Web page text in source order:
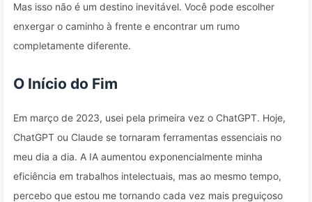
Mas isso não é um destino inevitável. Você pode escolher
enxergar o caminho à frente e encontrar um rumo
completamente diferente.
O Início do Fim
Em março de 2023, usei pela primeira vez o ChatGPT. Hoje,
ChatGPT ou Claude se tornaram ferramentas essenciais no
meu dia a dia. A IA aumentou exponencialmente minha
eficiência em trabalhos intelectuais, mas ao mesmo tempo,
percebo que estou me tornando cada vez mais preguiçoso